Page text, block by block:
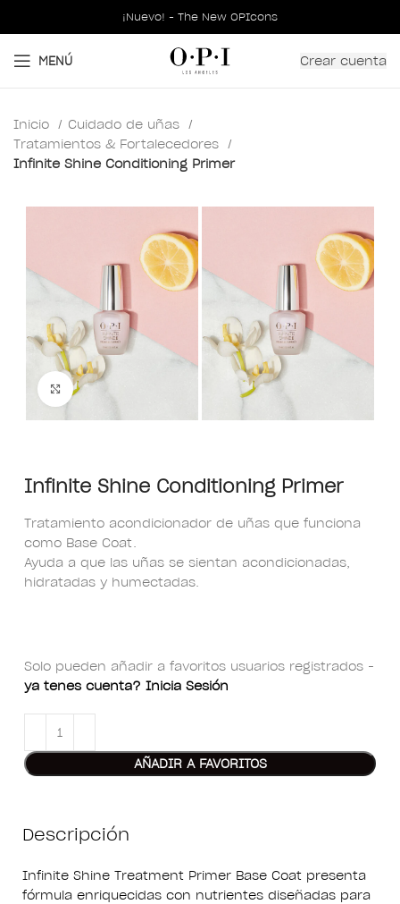
¡Nuevo! - The New OPIcons
MENÚ Crear cuenta
Inicio
Cuidado de uñas
Tratamientos & Fortalecedores
Infinite Shine Conditioning Primer
Clic para ampliar
Infinite Shine Conditioning Primer
Tratamiento acondicionador de uñas que funciona
como Base Coat.
Ayuda a que las uñas se sientan acondicionadas,
hidratadas y humectadas.
Solo pueden añadir a favoritos usuarios registrados -
ya tenes cuenta? Inicia Sesión
AÑADIR A FAVORITOS
Descripción
Infinite Shine Treatment Primer Base Coat presenta
fórmula enriquecidas con nutrientes diseñadas para